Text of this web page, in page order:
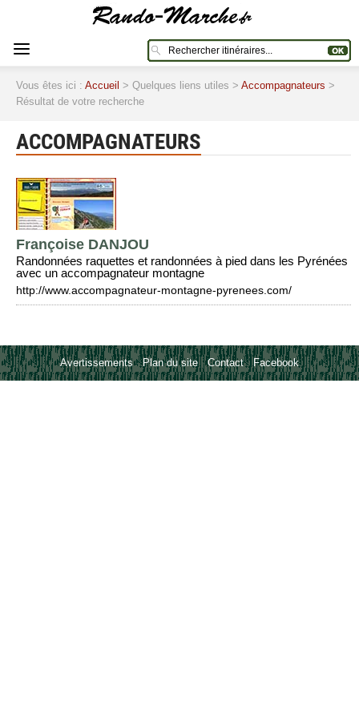
Vous êtes ici : Accueil > Quelques liens utiles > Accompagnateurs >
Résultat de votre recherche
ACCOMPAGNATEURS
Françoise DANJOU
Randonnées raquettes et randonnées à pied dans les Pyrénées
avec un accompagnateur montagne
http://www.accompagnateur-montagne-pyrenees.com/
Avertissements-Plan du site-Contact-Facebook